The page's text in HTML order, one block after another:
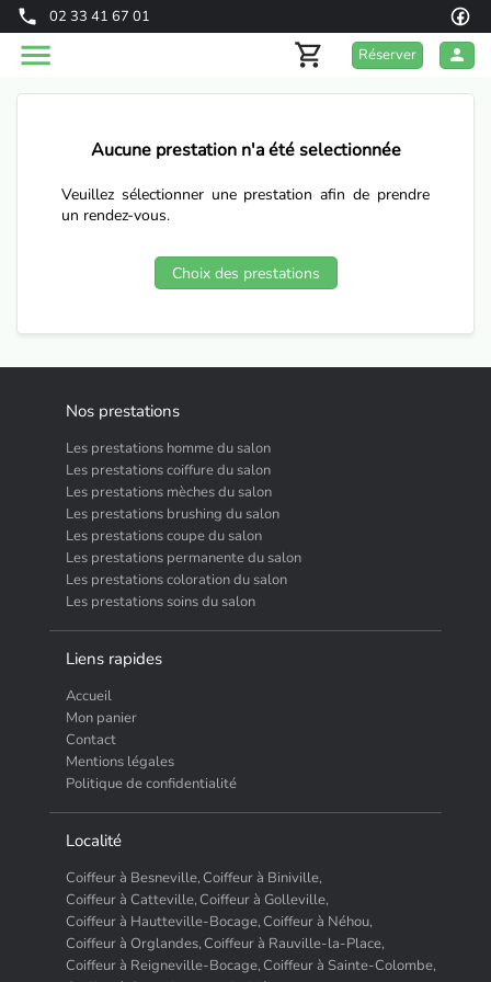
02 33 41 67 01
Réserver
Aucune prestation n'a été selectionnée
Veuillez sélectionner une prestation afin de prendre
un rendez-vous.
Choix des prestations
Nos prestations
Les prestations homme du salon
Les prestations coiffure du salon
Les prestations mèches du salon
Les prestations brushing du salon
Les prestations coupe du salon
Les prestations permanente du salon
Les prestations coloration du salon
Les prestations soins du salon
Liens rapides
Accueil
Mon panier
Contact
Mentions légales
Politique de confidentialité
Localité
Coiffeur à Besneville, Coiffeur à Biniville,
Coiffeur à Catteville, Coiffeur à Golleville,
Coiffeur à Hautteville-Bocage, Coiffeur à Néhou,
Coiffeur à Orglandes, Coiffeur à Rauville-la-Place,
Coiffeur à Reigneville-Bocage, Coiffeur à Sainte-Colombe,